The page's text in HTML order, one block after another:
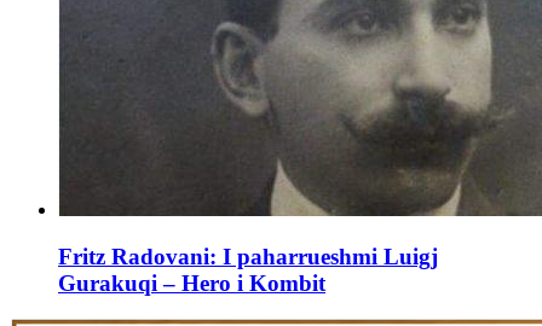
Fritz Radovani: I paharrueshmi Luigj
Gurakuqi – Hero i Kombit